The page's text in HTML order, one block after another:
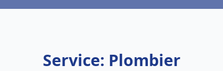
Service: Plombier